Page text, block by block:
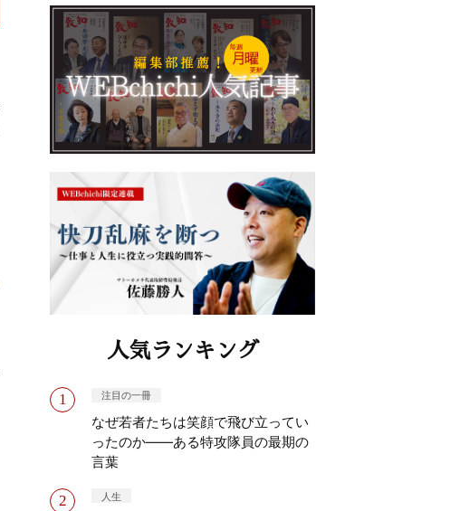
人気ランキング
注目の一冊
なぜ若者たちは笑顔で飛び立ってい
ったのか——ある特攻隊員の最期の
言葉
人生